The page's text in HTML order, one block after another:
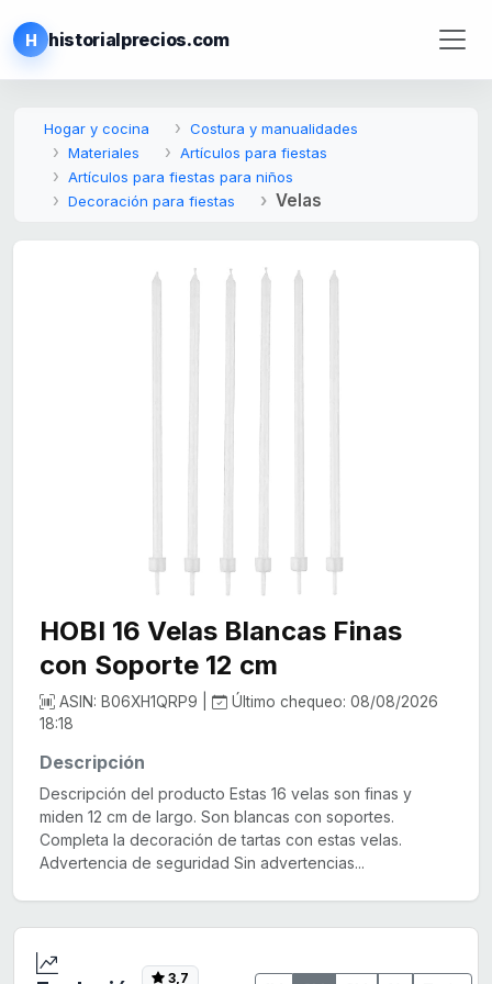
H historialprecios.com
Hogar y cocina
Costura y manualidades
Materiales
Artículos para fiestas
Artículos para fiestas para niños
Decoración para fiestas
Velas
HOBI 16 Velas Blancas Finas
con Soporte 12 cm
ASIN: B06XH1QRP9 |
Último chequeo: 08/08/2026
18:18
Descripción
Descripción del producto Estas 16 velas son finas y
miden 12 cm de largo. Son blancas con soportes.
Completa la decoración de tartas con estas velas.
Advertencia de seguridad Sin advertencias...
3,7